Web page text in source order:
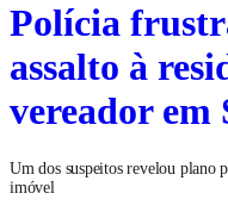
Polícia
assalto à
vereador em
Um dos suspeitos revelou plano
imóvel